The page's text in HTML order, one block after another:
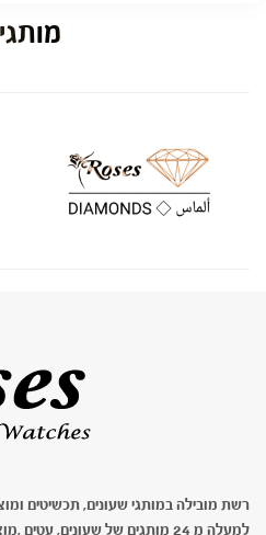
רשת מובילה במותגי שעונים, תכשיטים
למעלה מ 24 מותגים של שעונים,